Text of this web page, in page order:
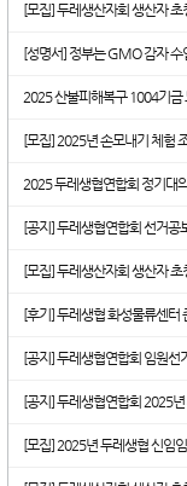
[모집] 두레생산자회 생산자
[성명서] 정부는 GMO 감자
2025 산불피해복구 1004기금
[모집] 2025년 손모내기 체험
2025 두레생협연합회 정기대
[공지] 두레생협연합회 선거공
[모집] 두레생산자회 생산자
[후기] 두레생협 화성물류센터
[공지] 두레생협연합회 임원선
[공지] 두레생협연합회 2025
[모집] 2025년 두레생협 신임